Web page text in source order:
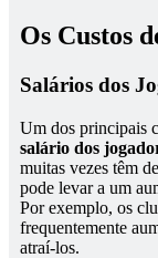
Os Custos
Salários dos
Um dos principais
salário dos
muitas vezes têm
pode levar a um
Por exemplo, os
frequentemente
atraí-los.